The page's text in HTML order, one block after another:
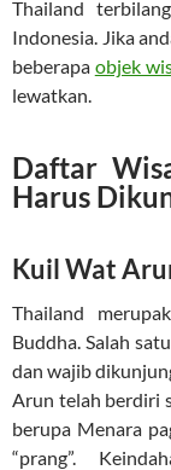
Thailand
Indonesia. Jika
beberapa objek
lewatkan.
Daftar
Harus
Kuil Wat
Thailand
Buddha. Salah
dan wajib
Arun telah berdiri
berupa Menara
“prang”.